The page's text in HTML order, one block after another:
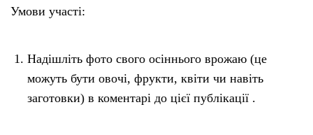
Умови участі:
Надішліть фото свого осіннього врожаю (це
можуть бути овочі, фрукти, квіти чи навіть
заготовки) в коментарі до цієї публікації .